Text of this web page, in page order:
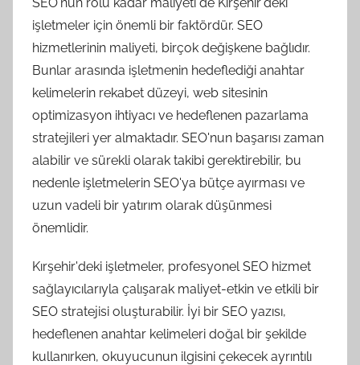
işletmeler için önemli bir faktördür. SEO
hizmetlerinin maliyeti, birçok değişkene bağlıdır.
Bunlar arasında işletmenin hedeflediği anahtar
kelimelerin rekabet düzeyi, web sitesinin
optimizasyon ihtiyacı ve hedeflenen pazarlama
stratejileri yer almaktadır. SEO'nun başarısı zaman
alabilir ve sürekli olarak takibi gerektirebilir, bu
nedenle işletmelerin SEO'ya bütçe ayırması ve
uzun vadeli bir yatırım olarak düşünmesi
önemlidir.
Kırşehir'deki işletmeler, profesyonel SEO hizmet
sağlayıcılarıyla çalışarak maliyet-etkin ve etkili bir
SEO stratejisi oluşturabilir. İyi bir SEO yazısı,
hedeflenen anahtar kelimeleri doğal bir şekilde
kullanırken, okuyucunun ilgisini çekecek ayrıntılı